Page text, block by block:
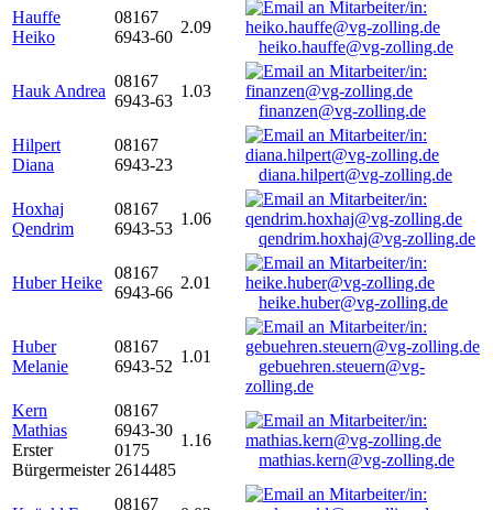
Hauffe
Heiko
08167
6943-60
2.09
heiko.hauffe@vg-zolling.de
Hauk Andrea
08167
6943-63
1.03
finanzen@vg-zolling.de
Hilpert
Diana
08167
6943-23
diana.hilpert@vg-zolling.de
Hoxhaj
Qendrim
08167
6943-53
1.06
qendrim.hoxhaj@vg-zolling.de
Huber Heike
08167
6943-66
2.01
heike.huber@vg-zolling.de
Huber
Melanie
08167
6943-52
1.01
gebuehren.steuern@vg-
zolling.de
Kern
Mathias
Erster
Bürgermeister
08167
6943-30
0175
2614485
1.16
mathias.kern@vg-zolling.de
08167